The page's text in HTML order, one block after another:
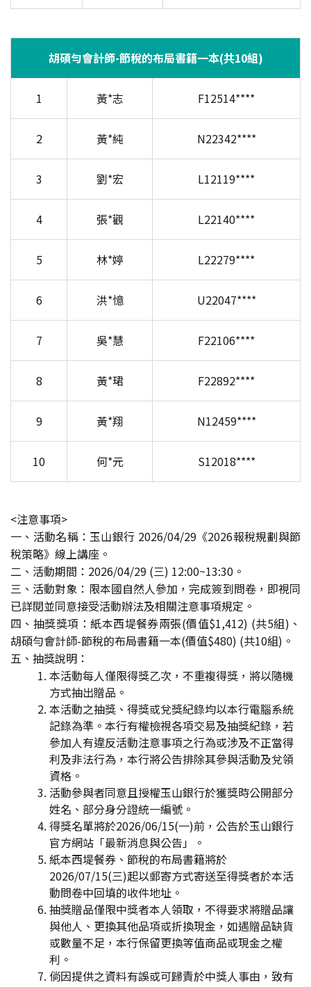
胡碩勻會計師-節稅的布局書籍一本(共10組)
1 黃*志 F12514****
2 黃*純 N22342****
3 劉*宏 L12119****
4 張*觀 L22140****
5 林*婷 L22279****
6 洪*憶 U22047****
7 吳*慧 F22106****
8 黃*珺 F22892****
9 黃*翔 N12459****
10 何*元 S12018****
<注意事項>
一、活動名稱：玉山銀行 2026/04/29《2026報稅規劃與節
稅策略》線上講座。
二、活動期間：2026/04/29 (三) 12:00~13:30。
三、活動對象：限本國自然人參加，完成簽到問卷，即視同
已詳閱並同意接受活動辦法及相關注意事項規定。
四、抽獎獎項：紙本西堤餐券兩張(價值$1,412) (共5組)、
胡碩勻會計師-節稅的布局書籍一本(價值$480) (共10組)。
五、抽獎說明：
本活動每人僅限得獎乙次，不重複得獎，將以隨機
方式抽出贈品。
本活動之抽獎、得獎或兌獎紀錄均以本行電腦系統
記錄為準。本行有權檢視各項交易及抽獎紀錄，若
參加人有違反活動注意事項之行為或涉及不正當得
利及非法行為，本行將公告排除其參與活動及兌領
資格。
活動參與者同意且授權玉山銀行於獲獎時公開部分
姓名、部分身分證統一編號。
得獎名單將於2026/06/15(一)前，公告於玉山銀行
官方網站「最新消息與公告」。
紙本西堤餐券、節稅的布局書籍將於
2026/07/15(三)起以郵寄方式寄送至得獎者於本活
動問卷中回填的收件地址。
抽獎贈品僅限中獎者本人領取，不得要求將贈品讓
與他人、更換其他品項或折換現金，如遇贈品缺貨
或數量不足，本行保留更換等值商品或現金之權
利。
倘因提供之資料有誤或可歸責於中獎人事由，致有